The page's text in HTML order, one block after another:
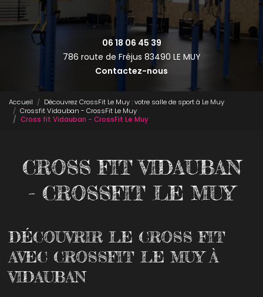
06 18 06 45 39
786 route de Fréjus 83490 LE MUY
Contactez-nous
Accueil
Découvrez CrossFit Le Muy : votre salle de sport à Le Muy
Crossfit Vidauban - CrossFit Le Muy
Cross fit Vidauban - CrossFit Le Muy
CROSS FIT VIDAUBAN
- CROSSFIT LE MUY
DÉCOUVRIR LE CROSS FIT
AVEC CROSSFIT LE MUY À
VIDAUBAN